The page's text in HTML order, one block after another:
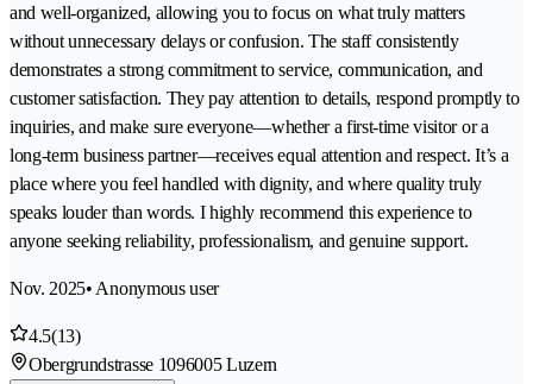
and well-organized, allowing you to focus on what truly matters
without unnecessary delays or confusion. The staff consistently
demonstrates a strong commitment to service, communication, and
customer satisfaction. They pay attention to details, respond promptly to
inquiries, and make sure everyone—whether a first-time visitor or a
long-term business partner—receives equal attention and respect. It’s a
place where you feel handled with dignity, and where quality truly
speaks louder than words. I highly recommend this experience to
anyone seeking reliability, professionalism, and genuine support.
Nov. 2025• Anonymous user
4.5(13)
Obergrundstrasse 1096005 Luzern